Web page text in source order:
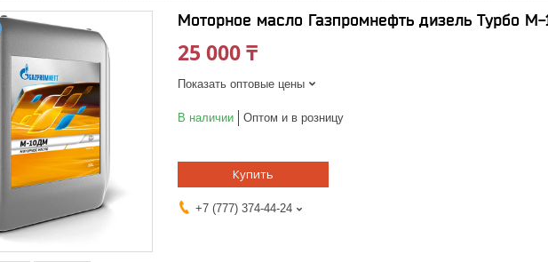
Моторное масло Газпромнефть дизель Турбо
25 000 ₸
Показать оптовые цены
В наличии Оптом и в розницу
Купить
+7 (777) 374-44-24